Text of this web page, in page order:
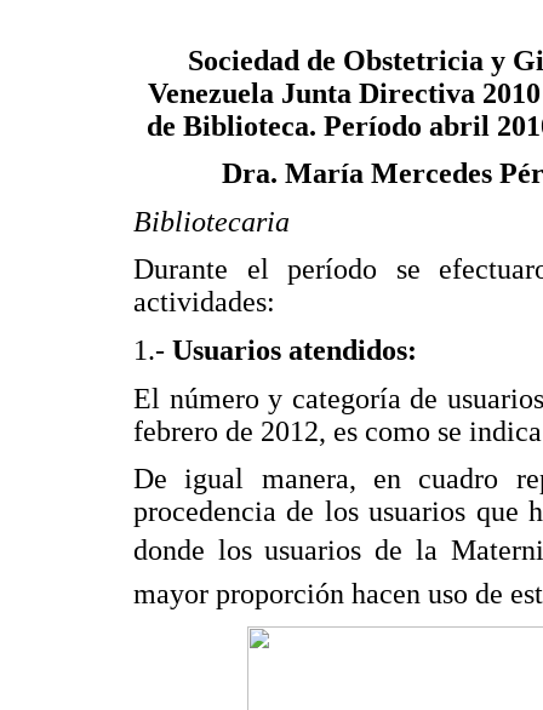
Sociedad de Obstetricia y
Venezuela Junta Directiva
de Biblioteca. Período abril
Dra. María Mercedes
Bibliotecaria
Durante el período se
actividades:
1.- Usuarios atendidos:
El número y categoría de
febrero de 2012, es como se
De igual manera, en cuadro
procedencia de los usuarios que
donde los usuarios de la
mayor proporción hacen uso de